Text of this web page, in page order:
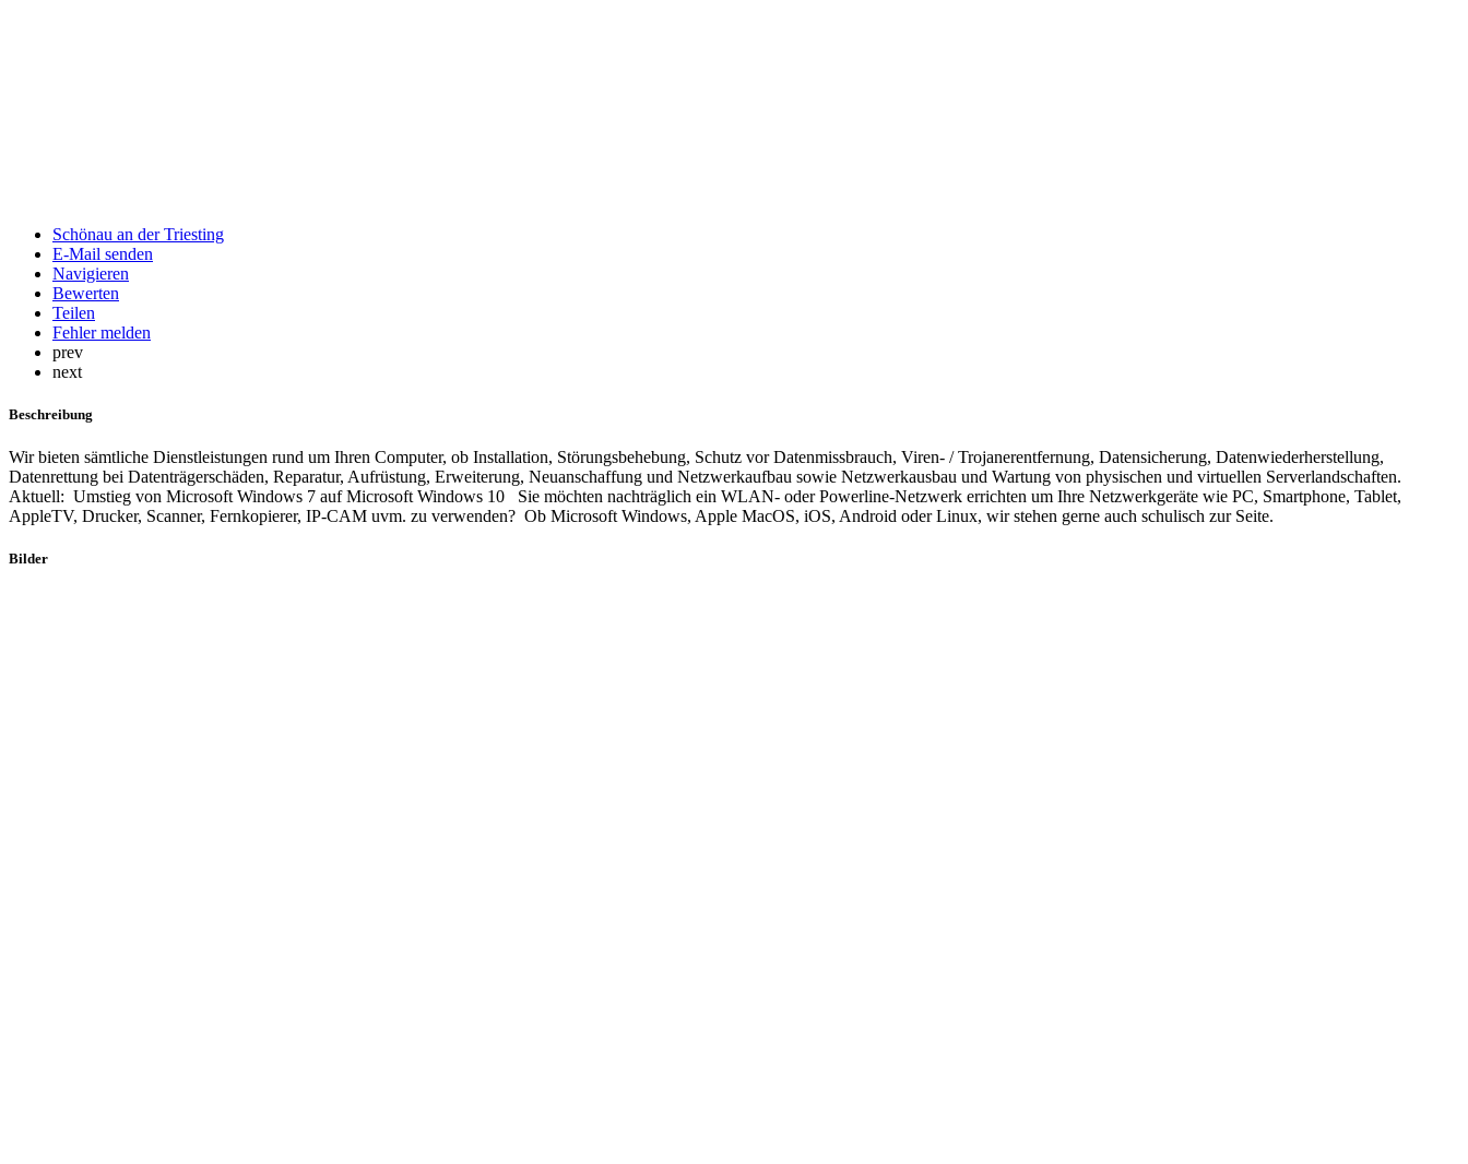
Schönau an der Triesting
E-Mail senden
Navigieren
Bewerten
Teilen
Fehler melden
prev
next
Beschreibung
Wir bieten sämtliche Dienstleistungen rund um Ihren Computer, ob Installation, Störungsbehebung, Schutz vor Datenmissbrauch, Viren- / Trojanerentfernung, Datensicherung, Datenwiederherstellung,
Datenrettung bei Datenträgerschäden, Reparatur, Aufrüstung, Erweiterung, Neuanschaffung und Netzwerkaufbau sowie Netzwerkausbau und Wartung von physischen und virtuellen Serverlandschaften.
Aktuell: Umstieg von Microsoft Windows 7 auf Microsoft Windows 10 Sie möchten nachträglich ein WLAN- oder Powerline-Netzwerk errichten um Ihre Netzwerkgeräte wie PC, Smartphone, Tablet,
AppleTV, Drucker, Scanner, Fernkopierer, IP-CAM uvm. zu verwenden? ​ Ob Microsoft Windows, Apple MacOS, iOS, Android oder Linux, wir stehen gerne auch schulisch zur Seite.
Bilder